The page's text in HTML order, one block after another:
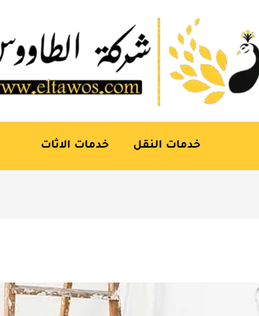
خدمات النقل خدمات الاثات